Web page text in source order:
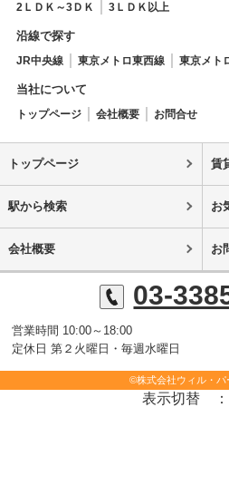
2ＬＤＫ～3ＤＫ
3ＬＤＫ以上
沿線で探す
JR中央線 東京メトロ東西線 東京メト
当社について
トップページ 会社概要 お問合せ
トップページ 賃
駅から検索 お
会社概要 お
03-
営業時間 10:00～18:00
定休日 第２火曜日・毎週水曜日
©株式会社ウィル・パ
表示切替